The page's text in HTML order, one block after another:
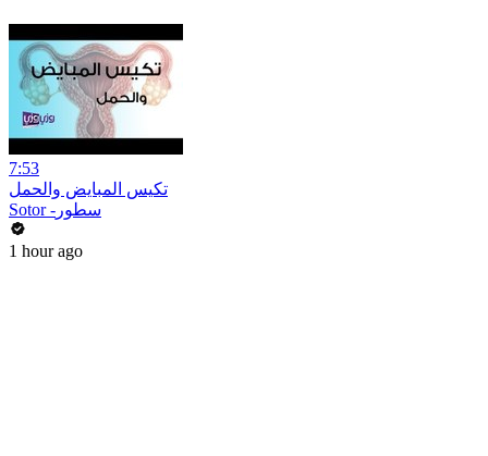
7:53
تكيس المبايض والحمل
Sotor -سطور
1 hour ago